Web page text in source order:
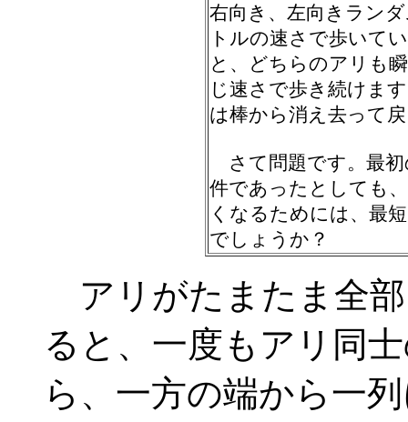
右向き、左向きラン
トルの速さで歩いて
と、どちらのアリも
じ速さで歩き続けま
は棒から消え去って
さて問題です。最
件であったとしても
くなるためには、最
でしょうか？
アリがたまたま全
ると、一度もアリ同
ら、一方の端から一